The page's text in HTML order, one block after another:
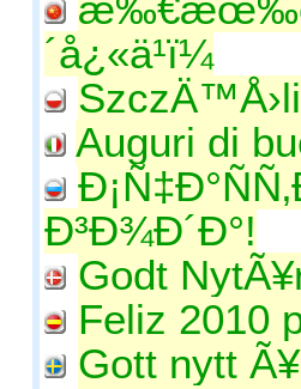
´å¿«ä¹ï¼
Auguri di
Ð³Ð¾Ð´Ð°!
Godt
Feliz 2010
Gott nytt